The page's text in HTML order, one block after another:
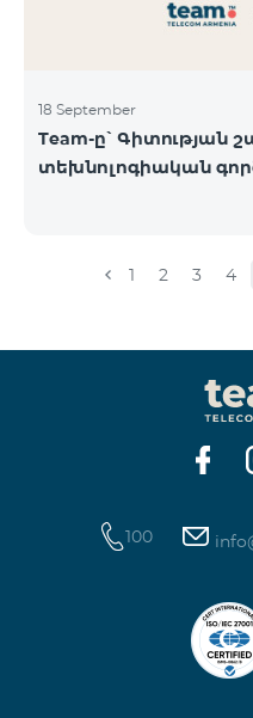
Սարքավորումները
18 September
Team-ը՝ Գիտության
տեխնոլոգիական
1 2 3 4
100